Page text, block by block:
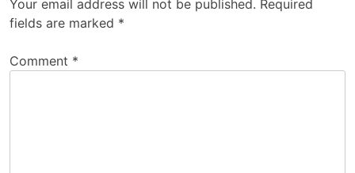
Your email address will not be published. Required
fields are marked *
Comment *